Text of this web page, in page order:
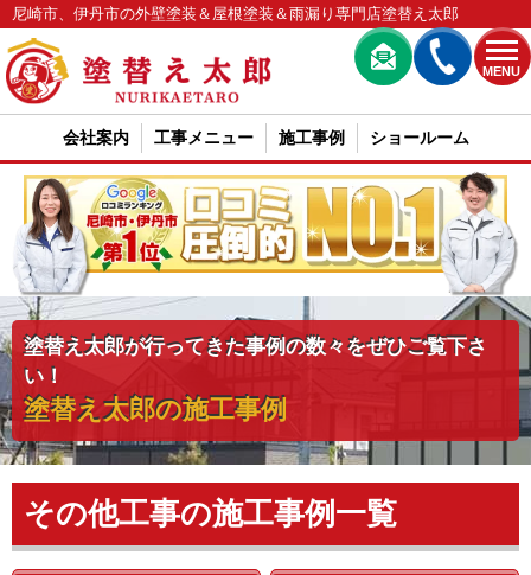
MENU
尼崎市、伊丹市の外壁塗装＆屋根塗装＆雨漏り専門店塗替え太郎
会社案内 工事メニュー 施工事例 ショールーム
塗替え太郎が行ってきた事例の数々をぜひご覧下さ
い！
塗替え太郎の施工事例
その他工事の施工事例一覧